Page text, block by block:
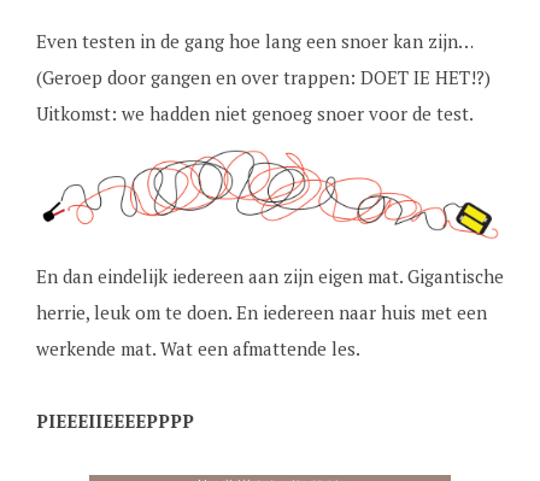
Even testen in de gang hoe lang een snoer kan zijn…
(Geroep door gangen en over trappen: DOET IE HET!?)
Uitkomst: we hadden niet genoeg snoer voor de test.
En dan eindelijk iedereen aan zijn eigen mat. Gigantische
herrie, leuk om te doen. En iedereen naar huis met een
werkende mat. Wat een afmattende les.
PIEEEIIEEEEPPPP